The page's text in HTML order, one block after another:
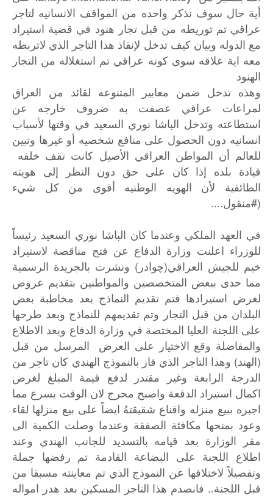
أية حال سوف نذكر واحده من المواقف الانسانيه لتاجر
عراقي تم توريطه من قبل تجار هنود في قضية استيراد
مع الدوله وبيان كيف تدخل لإنقاذ هذا التاجر الذي لاتربطه
معه اية علاقه سوى كونه عراقي تم استغلاله من التجار
الهنود
وهذه تدخل ضمن معايير المتنوعه لقائد من العراق
لمراعات عراقي عصفت به ضروف خارجه عن
استطاعته وتدخل الباشا نوري السعيد في وقتها لأسباب
انسانيه دون الحصول على منافع شخصيه أو غيرها وتبين
للعالم أن المواطن العراقي الأصيل كانت تقف خلفه
قيادة بلده إذا كان على حق دون النظر إلى هويته
الطائفية لأن الهويه الوطنيه أقوى من كل شيء
(#منقول....
في العهد الملكي وعندما كان الباشا نوري السعيد رئيساً
للوزراء اعلنت وزارة الدفاع عن فتح مناقصة لاستيراد
خيم للجيش العراقي(چوادر) ونشرت بالجريدة الرسمية
مما حدى ببعض المتخصصين والمواطنين بتقديم عروض
لغرض استيرادها فتم تقديم النماذج بعد مخاطبة بعض
البلدان من قبل التجار وتم تقديمهم للنماذج وبعد طرحها
على اللجنة العليا المختصة في وزارة الدفاع وبعد الاطلاع
والمفاضلة وقع الاختيار على العرض المرسل من قبل
(الهند) وهذا التاجر الذي فاز بالنموذج الهندي كان تاجر من
الدرجة الرابعة وغير مقتدر لدفع قيمة المبلغ لغرض
اكمال استيراد الدفعة واصبح محرج لان الوقت يسرع مما
اجبره ببيع منزله واقناع شقيقتهُ ايضاً على بيع منزلها لقاء
وعود بمنحها مكافئة الصفقة وعندما وصلت الكمية الى
مقر الوزارة بعد قيامه بالتسديد للجانب الهندي وعند
اطلاع اللجنة على البضاعة القادمة تم رفضها جملة
وتفصيلاً لاختلافها عن النموذج الذي تم معاينته مسبقا من
قبل اللجنة.. فانصدم هذا التاجر المسكين بعد هدر امواله